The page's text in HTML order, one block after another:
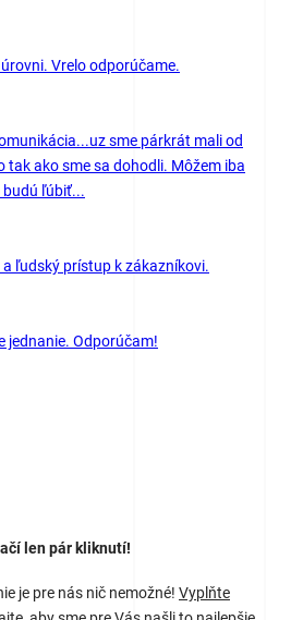
Vrelo odporúčame.
sme párkrát mali od
tak ako sme sa dohodli. Môžem iba
budú ľúbiť...
ľudský prístup k zákazníkovi.
jednanie. Odporúčam!
len pár kliknutí!
je pre nás nič nemožné! Vyplňte